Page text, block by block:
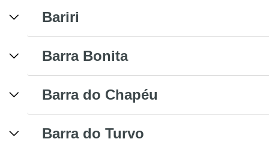
Bariri
Barra Bonita
Barra do Chapéu
Barra do Turvo